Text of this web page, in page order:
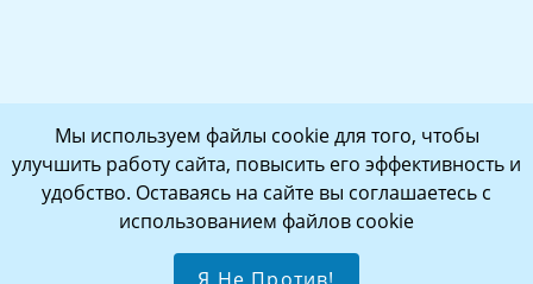
Мы используем файлы cookie для того, чтобы
улучшить работу сайта, повысить его эффективность и
удобство. Оставаясь на сайте вы соглашаетесь с
использованием файлов cookie